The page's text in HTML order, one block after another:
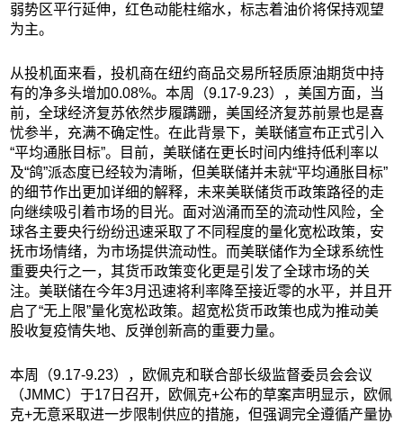
弱势区平行延伸，红色动能柱缩水，标志着油价将保持观望
为主。
从投机面来看，投机商在纽约商品交易所轻质原油期货中持
有的净多头增加0.08%。本周（9.17-9.23），美国方面，当
前，全球经济复苏依然步履蹒跚，美国经济复苏前景也是喜
忧参半，充满不确定性。在此背景下，美联储宣布正式引入
“平均通胀目标”。目前，美联储在更长时间内维持低利率以
及“鸽”派态度已经较为清晰，但美联储并未就“平均通胀目标”
的细节作出更加详细的解释，未来美联储货币政策路径的走
向继续吸引着市场的目光。面对汹涌而至的流动性风险，全
球各主要央行纷纷迅速采取了不同程度的量化宽松政策，安
抚市场情绪，为市场提供流动性。而美联储作为全球系统性
重要央行之一，其货币政策变化更是引发了全球市场的关
注。美联储在今年3月迅速将利率降至接近零的水平，并且开
启了“无上限”量化宽松政策。超宽松货币政策也成为推动美
股收复疫情失地、反弹创新高的重要力量。
本周（9.17-9.23），欧佩克和联合部长级监督委员会会议
（JMMC）于17日召开，欧佩克+公布的草案声明显示，欧佩
克+无意采取进一步限制供应的措施，但强调完全遵循产量协